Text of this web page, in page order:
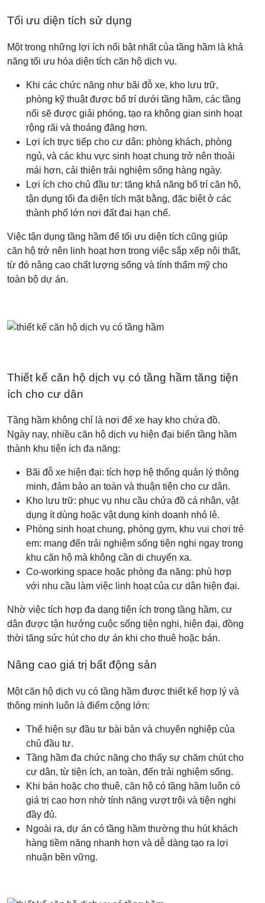
Tối ưu diện tích sử dụng
Một trong những lợi ích nổi bật nhất của tầng hầm là khả
năng tối ưu hóa diện tích căn hộ dịch vụ.
Khi các chức năng như bãi đỗ xe, kho lưu trữ,
phòng kỹ thuật được bố trí dưới tầng hầm, các tầng
nổi sẽ được giải phóng, tạo ra không gian sinh hoạt
rộng rãi và thoáng đãng hơn.
Lợi ích trực tiếp cho cư dân: phòng khách, phòng
ngủ, và các khu vực sinh hoạt chung trở nên thoải
mái hơn, cải thiện trải nghiệm sống hàng ngày.
Lợi ích cho chủ đầu tư: tăng khả năng bố trí căn hộ,
tận dụng tối đa diện tích mặt bằng, đặc biệt ở các
thành phố lớn nơi đất đai hạn chế.
Việc tận dụng tầng hầm để tối ưu diện tích cũng giúp
căn hộ trở nên linh hoạt hơn trong việc sắp xếp nội thất,
từ đó nâng cao chất lượng sống và tính thẩm mỹ cho
toàn bộ dự án.
Thiết kế căn hộ dịch vụ có tầng hầm tăng tiện
ích cho cư dân
Tầng hầm không chỉ là nơi để xe hay kho chứa đồ.
Ngày nay, nhiều căn hộ dịch vụ hiện đại biến tầng hầm
thành khu tiện ích đa năng:
Bãi đỗ xe hiện đại: tích hợp hệ thống quản lý thông
minh, đảm bảo an toàn và thuận tiện cho cư dân.
Kho lưu trữ: phục vụ nhu cầu chứa đồ cá nhân, vật
dụng ít dùng hoặc vật dụng kinh doanh nhỏ lẻ.
Phòng sinh hoạt chung, phòng gym, khu vui chơi trẻ
em: mang đến trải nghiệm sống tiện nghi ngay trong
khu căn hộ mà không cần di chuyển xa.
Co-working space hoặc phòng đa năng: phù hợp
với nhu cầu làm việc linh hoạt của cư dân hiện đại.
Nhờ việc tích hợp đa dạng tiện ích trong tầng hầm, cư
dân được tận hưởng cuộc sống tiện nghi, hiện đại, đồng
thời tăng sức hút cho dự án khi cho thuê hoặc bán.
Nâng cao giá trị bất động sản
Một căn hộ dịch vụ có tầng hầm được thiết kế hợp lý và
thông minh luôn là điểm cộng lớn:
Thể hiện sự đầu tư bài bản và chuyên nghiệp của
chủ đầu tư.
Tầng hầm đa chức năng cho thấy sự chăm chút cho
cư dân, từ tiện ích, an toàn, đến trải nghiệm sống.
Khi bán hoặc cho thuê, căn hộ có tầng hầm luôn có
giá trị cao hơn nhờ tính năng vượt trội và tiện nghi
đầy đủ.
Ngoài ra, dự án có tầng hầm thường thu hút khách
hàng tiềm năng nhanh hơn và dễ dàng tạo ra lợi
nhuận bền vững.